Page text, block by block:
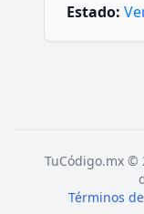
Estado:
TuCódigo.mx ©
Términos